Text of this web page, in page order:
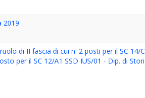
2019
di II fascia di cui n. 2 posti per il SC 14/
per il SC 12/A1 SSD IUS/01 - Dip. di